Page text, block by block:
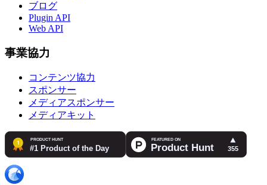
ブログ
Plugin API
Web API
事業協力
コンテンツ協力
スポンサー
メディアスポンサー
メディアキット